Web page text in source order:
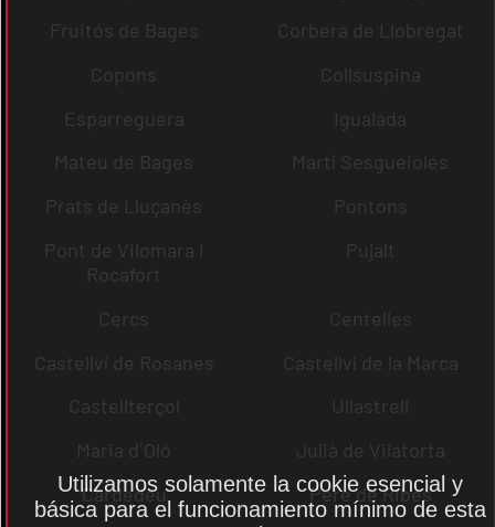
Fruitós de Bages
Corbera de Llobregat
Copons
Collsuspina
Esparreguera
Igualada
Mateu de Bages
Martí Sesgueioles
Prats de Lluçanès
Pontons
Pont de Vilomara i
Rocafort
Pujalt
Cercs
Centelles
Castellví de Rosanes
Castellví de la Marca
Castellterçol
Ullastrell
Maria d´Oló
Julià de Vilatorta
Cardedeu
Pere de Ribes
Utilizamos solamente la cookie esencial y
básica para el funcionamiento mínimo de esta